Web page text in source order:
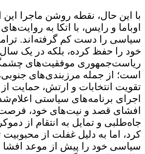
با این حال، نقطه روشن ماجرا
اوباما و رایس، با اتکا به
سیاسی را دست کم گرفته‌اند.
خود را حفظ کرده، بلکه در یک
ریاست‌جمهوری موفقیت‌های
است؛ از جمله مرزبندی‌های جنوبی،
تقویت انتخابات و ارتش، حمایت
اجرای برنامه‌های سیاستی
افشای قصد و نیت‌های خود،
جاه‌طلبی و تمایل به انتقام از
کرد، اما به دلیل غفلت از
سیاسی خود را پیش از موعد افشا